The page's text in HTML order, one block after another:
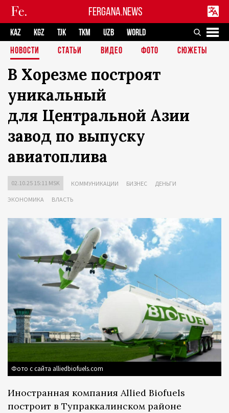
FERGANA.NEWS
KAZ KGZ TJK TKM UZB
WORLD
НОВОСТИ
СТАТЬИ ВИДЕО ФОТО СЮЖЕТЫ
В Хорезме построят
уникальный
для Центральной Азии
завод по выпуску
авиатоплива
02.10.25 15:11 MSK КОММУНИКАЦИИ БИЗНЕС ДЕНЬГИ
ЭКОНОМИКА ВЛАСТЬ
Фото с сайта alliedbiofuels.com
Иностранная компания Allied Biofuels
построит в Тупраккалинском районе